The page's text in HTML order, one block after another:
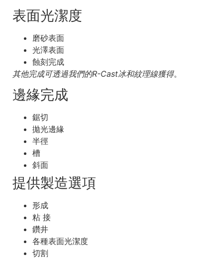
表面光潔度
磨砂表面
光澤表面
蝕刻完成
其他完成可透過我們的R-Cast冰和紋理線獲得。
邊緣完成
鋸切
拋光邊緣
半徑
槽
斜面
提供製造選項
形成
粘 接
鑽井
各種表面光潔度
切割